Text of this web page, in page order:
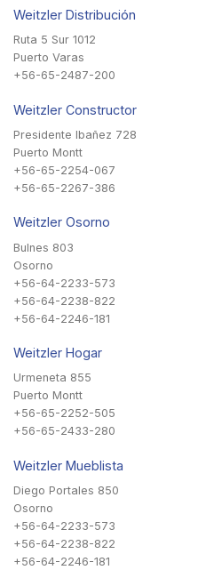
Weitzler Distribución
Ruta 5 Sur 1012
Puerto Varas
+56-65-2487-200
Weitzler Constructor
Presidente Ibañez 728
Puerto Montt
+56-65-2254-067
+56-65-2267-386
Weitzler Osorno
Bulnes 803
Osorno
+56-64-2233-573
+56-64-2238-822
+56-64-2246-181
Weitzler Hogar
Urmeneta 855
Puerto Montt
+56-65-2252-505
+56-65-2433-280
Weitzler Mueblista
Diego Portales 850
Osorno
+56-64-2233-573
+56-64-2238-822
+56-64-2246-181